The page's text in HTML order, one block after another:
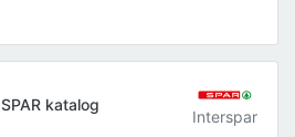
SPAR katalog
Interspar